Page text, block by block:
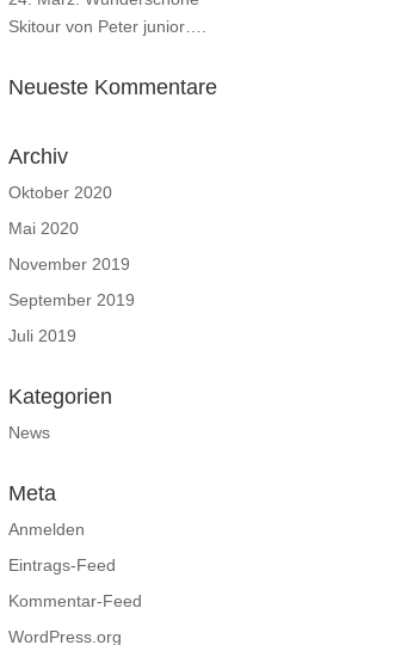
Skitour von Peter junior….
Neueste Kommentare
Archiv
Oktober 2020
Mai 2020
November 2019
September 2019
Juli 2019
Kategorien
News
Meta
Anmelden
Eintrags-Feed
Kommentar-Feed
WordPress.org